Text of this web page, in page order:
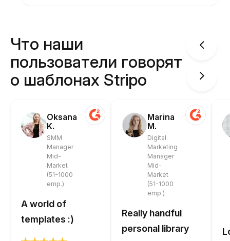
Что наши
пользователи говорят
о шаблонах Stripo
Oksana
K.
SMM
Manager
Mid-
Market
(51-1000
emp.)
A world of
templates :)
Marina
M.
Digital
Marketing
Manager
Mid-
Market
(51-1000
emp.)
Really handful
personal library